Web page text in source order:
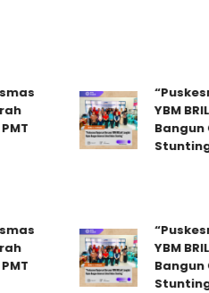
“Puskesmas
YBM
Bangun
Stunting”
“Puskesmas
YBM
Bangun
Stunting”